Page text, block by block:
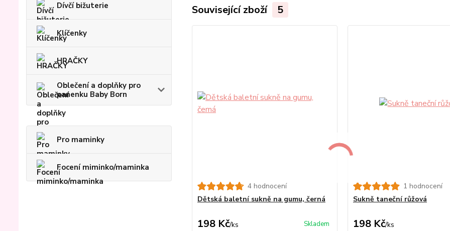
Dívčí bižuterie
Klíčenky
HRAČKY
Oblečení a doplňky pro
panenku Baby Born
Pro maminky
Focení miminko/maminka
Související zboží 5
4 hodnocení
Dětská baletní sukně na gumu, černá
198 Kč/ks Skladem
1 hodnocení
Sukně taneční růžová
198 Kč/ks